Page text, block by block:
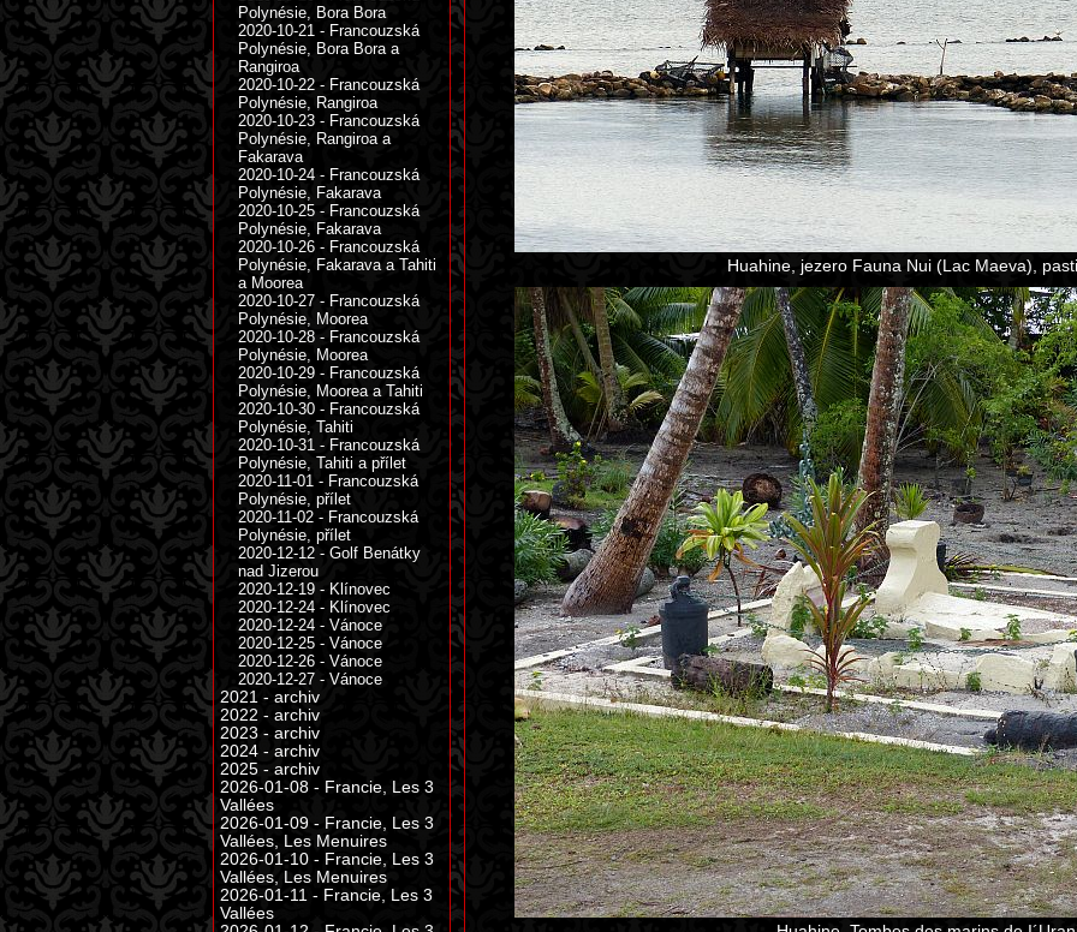
Huahine, jezero Fauna Nui (Lac Maeva),
Polynésie, Bora Bora
2020-10-21 - Francouzská
Polynésie, Bora Bora a
Rangiroa
2020-10-22 - Francouzská
Polynésie, Rangiroa
2020-10-23 - Francouzská
Polynésie, Rangiroa a
Fakarava
2020-10-24 - Francouzská
Polynésie, Fakarava
2020-10-25 - Francouzská
Polynésie, Fakarava
2020-10-26 - Francouzská
Polynésie, Fakarava a Tahiti
a Moorea
2020-10-27 - Francouzská
Polynésie, Moorea
2020-10-28 - Francouzská
Polynésie, Moorea
2020-10-29 - Francouzská
Polynésie, Moorea a Tahiti
2020-10-30 - Francouzská
Polynésie, Tahiti
2020-10-31 - Francouzská
Polynésie, Tahiti a přílet
2020-11-01 - Francouzská
Polynésie, přílet
2020-11-02 - Francouzská
Polynésie, přílet
2020-12-12 - Golf Benátky
nad Jizerou
2020-12-19 - Klínovec
2020-12-24 - Klínovec
2020-12-24 - Vánoce
2020-12-25 - Vánoce
2020-12-26 - Vánoce
2020-12-27 - Vánoce
2021 - archiv
2022 - archiv
2023 - archiv
2024 - archiv
2025 - archiv
2026-01-08 - Francie, Les 3
Vallées
2026-01-09 - Francie, Les 3
Vallées, Les Menuires
2026-01-10 - Francie, Les 3
Vallées, Les Menuires
2026-01-11 - Francie, Les 3
Vallées